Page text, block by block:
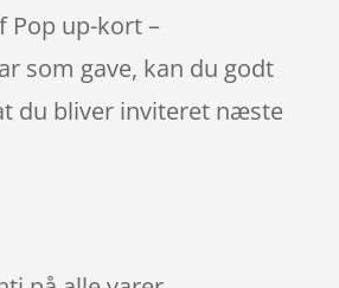
Pop up-kort –
som gave, kan du godt
du bliver inviteret næste